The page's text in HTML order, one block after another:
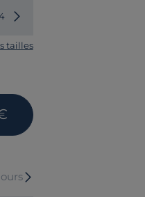
Choisir une autre dimension
tailles